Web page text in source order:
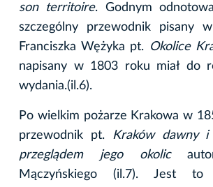
son territoire. Godnym
szczególny przewodnik pisany
Franciszka Wężyka pt. Okolice
napisany w 1803 roku miał do
wydania.(il.6).
Po wielkim pożarze Krakowa w
przewodnik pt.
Kraków dawny i
przeglądem jego okolic
Mączyńskiego (il.7). Jest